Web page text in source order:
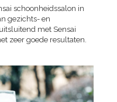
schoonheidssalon in
gezichts- en
met Sensai
zeer goede resultaten.